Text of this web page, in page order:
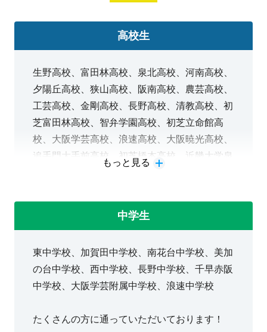
高校生
生野高校、富田林高校、泉北高校、河南高校、
夕陽丘高校、狭山高校、阪南高校、農芸高校、
工芸高校、金剛高校、長野高校、清教高校、初
芝富田林高校、智弁学園高校、初芝立命館高
校、大阪学芸高校、浪速高校、大阪暁光高校、
追手門大手前高校、初芝橋本高校、近畿大学泉
もっと見る
中学生
東中学校、加賀田中学校、南花台中学校、美加
の台中学校、西中学校、長野中学校、千早赤阪
中学校、大阪学芸附属中学校、浪速中学校
たくさんの方に通っていただいております！